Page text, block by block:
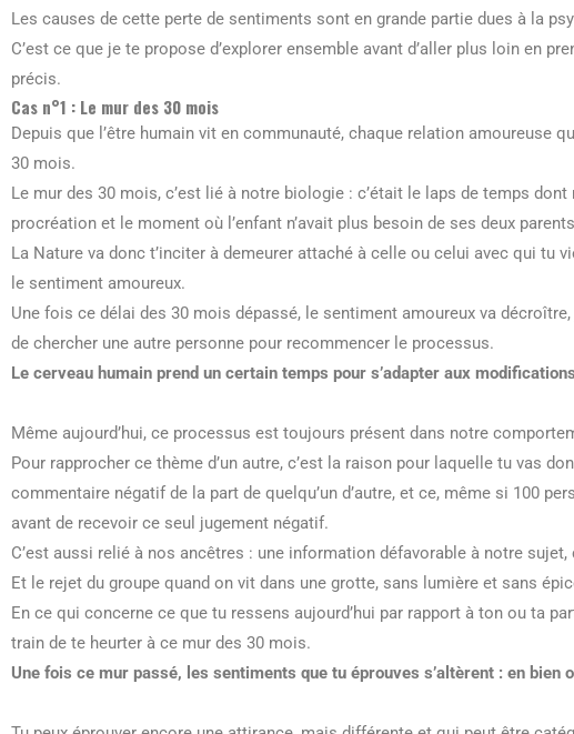
Les causes de cette perte de sentiments sont en grande partie dues à la
C’est ce que je te propose d’explorer ensemble avant d’aller plus loin en
précis.
Cas n°1 : Le mur des 30 mois
Depuis que l’être humain vit en communauté, chaque relation amoureuse
30 mois.
Le mur des 30 mois, c’est lié à notre biologie : c’était le laps de temps
procréation et le moment où l’enfant n’avait plus besoin de ses deux
La Nature va donc t’inciter à demeurer attaché à celle ou celui avec qui tu
le sentiment amoureux.
Une fois ce délai des 30 mois dépassé, le sentiment amoureux va
de chercher une autre personne pour recommencer le processus.
Le cerveau humain prend un certain temps pour s’adapter aux
Même aujourd’hui, ce processus est toujours présent dans notre
Pour rapprocher ce thème d’un autre, c’est la raison pour laquelle tu vas
commentaire négatif de la part de quelqu’un d’autre, et ce, même si 100
avant de recevoir ce seul jugement négatif.
C’est aussi relié à nos ancêtres : une information défavorable à notre sujet,
Et le rejet du groupe quand on vit dans une grotte, sans lumière et sans
En ce qui concerne ce que tu ressens aujourd’hui par rapport à ton ou ta
train de te heurter à ce mur des 30 mois.
Une fois ce mur passé, les sentiments que tu éprouves s’altèrent : en bien